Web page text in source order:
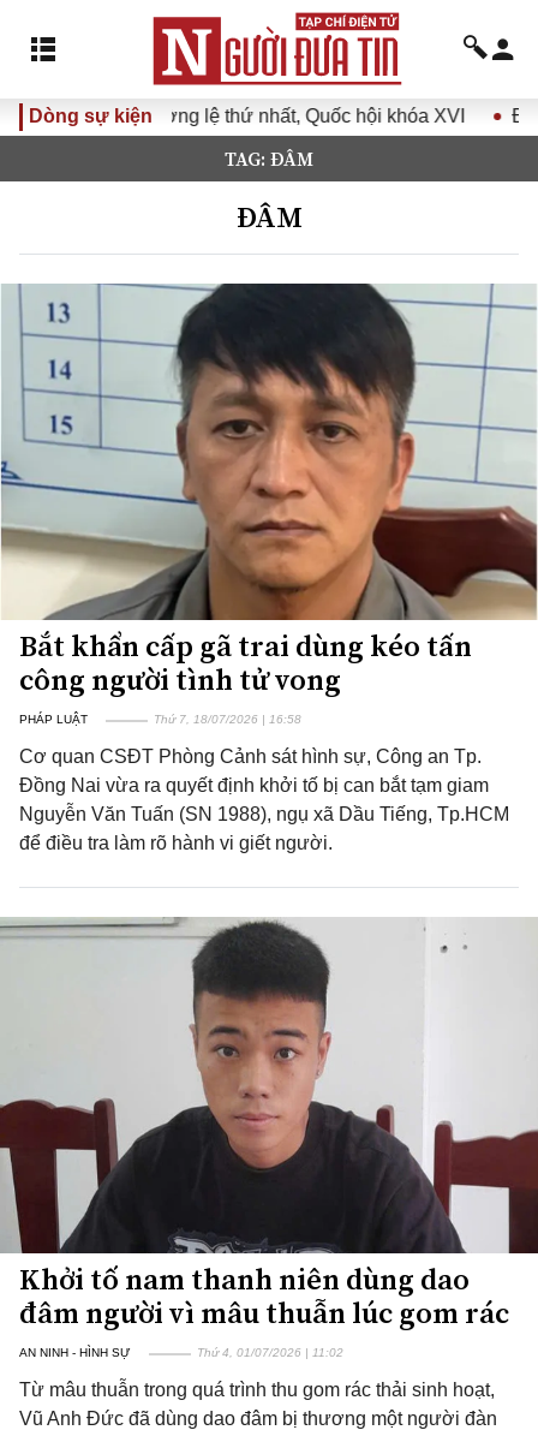
Dòng sự kiện
thứ nhất, Quốc hội khóa XVI Đưa Nghị quyết Đại hội
TAG: ĐÂM
ĐÂM
Bắt khẩn cấp gã trai dùng kéo tấn
công người tình tử vong
PHÁP LUẬT Thứ 7, 18/07/2026 | 16:58
Cơ quan CSĐT Phòng Cảnh sát hình sự, Công an Tp.
Đồng Nai vừa ra quyết định khởi tố bị can bắt tạm giam
Nguyễn Văn Tuấn (SN 1988), ngụ xã Dầu Tiếng, Tp.HCM
để điều tra làm rõ hành vi giết người.
Khởi tố nam thanh niên dùng dao
đâm người vì mâu thuẫn lúc gom rác
AN NINH - HÌNH SỰ Thứ 4, 01/07/2026 | 11:02
Từ mâu thuẫn trong quá trình thu gom rác thải sinh hoạt,
Vũ Anh Đức đã dùng dao đâm bị thương một người đàn